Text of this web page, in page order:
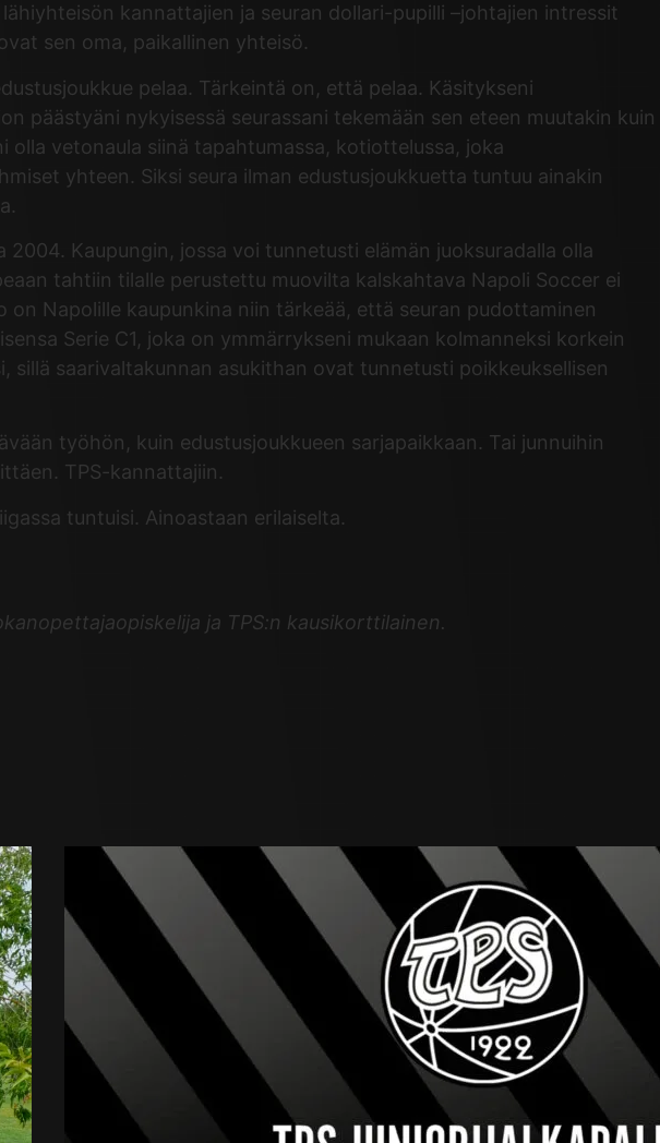
kannattajien ja seuran dollari-pupilli –johtajien intressit
sen oma, paikallinen yhteisö.
pelaa. Tärkeintä on, että pelaa. Käsitykseni
päästyäni nykyisessä seurassani tekemään sen eteen muutakin kuin
vetonaula siinä tapahtumassa, kotiottelussa, joka
yhteen. Siksi seura ilman edustusjoukkuetta tuntuu ainakin
Kaupungin, jossa voi tunnetusti elämän juoksuradalla olla
tahtiin tilalle perustettu muovilta kalskahtava Napoli Soccer ei
Napolille kaupunkina niin tärkeää, että seuran pudottaminen
Serie C1, joka on ymmärrykseni mukaan kolmanneksi korkein
sillä saarivaltakunnan asukithan ovat tunnetusti poikkeuksellisen
työhön, kuin edustusjoukkueen sarjapaikkaan. Tai junnuihin
TPS-kannattajiin.
tuntuisi. Ainoastaan erilaiselta.
ja TPS:n kausikorttilainen.